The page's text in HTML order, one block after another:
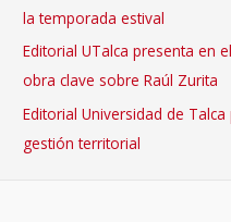
la temporada estival
Editorial UTalca presenta en
obra clave sobre Raúl Zurita
Editorial Universidad de
gestión territorial